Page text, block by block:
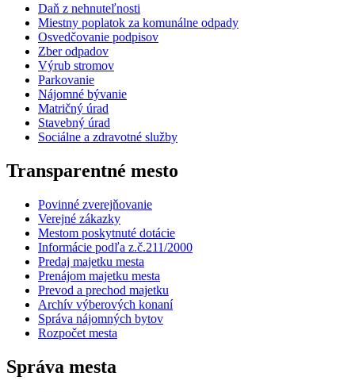
Daň z nehnuteľnosti
Miestny poplatok za komunálne odpady
Osvedčovanie podpisov
Zber odpadov
Výrub stromov
Parkovanie
Nájomné bývanie
Matričný úrad
Stavebný úrad
Sociálne a zdravotné služby
Transparentné mesto
Povinné zverejňovanie
Verejné zákazky
Mestom poskytnuté dotácie
Informácie podľa z.č.211/2000
Predaj majetku mesta
Prenájom majetku mesta
Prevod a prechod majetku
Archív výberových konaní
Správa nájomných bytov
Rozpočet mesta
Správa mesta